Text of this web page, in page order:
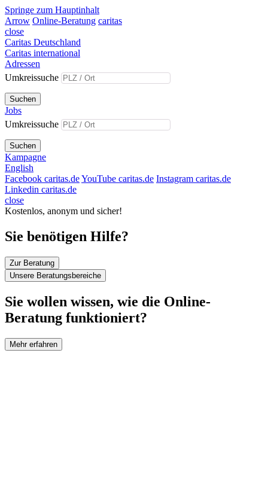
Springe zum Hauptinhalt
Arrow Online-Beratung caritas
close
Caritas Deutschland
Caritas international
Adressen
Umkreissuche
Suchen
Jobs
Umkreissuche
Suchen
Kampagne
English
Facebook caritas.deYouTube caritas.de Instagram caritas.de
Linkedin caritas.de
close
Kostenlos, anonym und sicher!
Sie benötigen Hilfe?
Zur Beratung
Unsere Beratungsbereiche
Sie wollen wissen, wie die Online-
Beratung funktioniert?
Mehr erfahren